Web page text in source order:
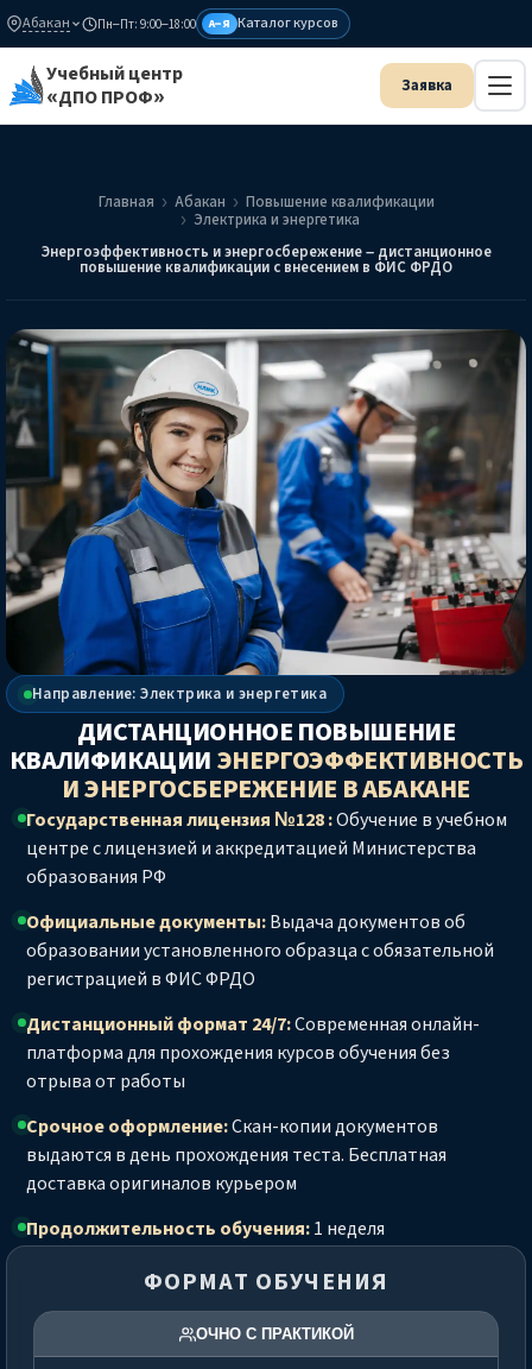
Абакан Пн–Пт: 9:00–18:00 А–Я Каталог курсов
Учебный центр
«ДПО ПРОФ»
Главная Абакан
Повышение квалификации
Электрика и энергетика
Энергоэффективность и энергосбережение – дистанционное
повышение квалификации с внесением в ФИС ФРДО
Направление: Электрика и энергетика
ДИСТАНЦИОННОЕ ПОВЫШЕНИЕ
КВАЛИФИКАЦИИЭНЕРГОЭФФЕКТИВНОСТЬ
И ЭНЕРГОСБЕРЕЖЕНИЕ В АБАКАНЕ
Государственная лицензия №128 :Обучение в учебном
центре с лицензией и аккредитацией Министерства
образования РФ
Официальные документы:Выдача документов об
образовании установленного образца с обязательной
регистрацией в ФИС ФРДО
Дистанционный формат 24/7:Современная онлайн-
платформа для прохождения курсов обучения без
отрыва от работы
Срочное оформление:Скан-копии документов
выдаются в день прохождения теста. Бесплатная
доставка оригиналов курьером
Продолжительность обучения:1 неделя
ФОРМАТ ОБУЧЕНИЯ
ОЧНО С ПРАКТИКОЙ